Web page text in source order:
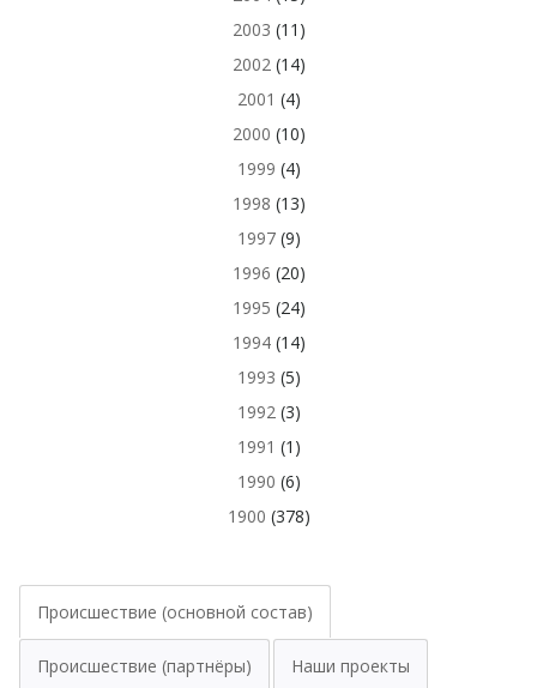
2003 (11)
2002(14)
2001 (4)
2000 (10)
1999 (4)
1998 (13)
1997(9)
1996 (20)
1995 (24)
1994(14)
1993 (5)
1992(3)
1991 (1)
1990 (6)
1900 (378)
Происшествие (основной состав)
Происшествие (партнёры) Наши проекты